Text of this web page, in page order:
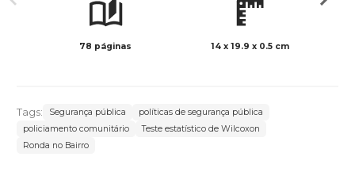
78 páginas 14 x 19.9 x 0.5 cm
Tags: Segurança pública
políticas de segurança pública
policiamento comunitário
Teste estatístico de Wilcoxon
Ronda no Bairro